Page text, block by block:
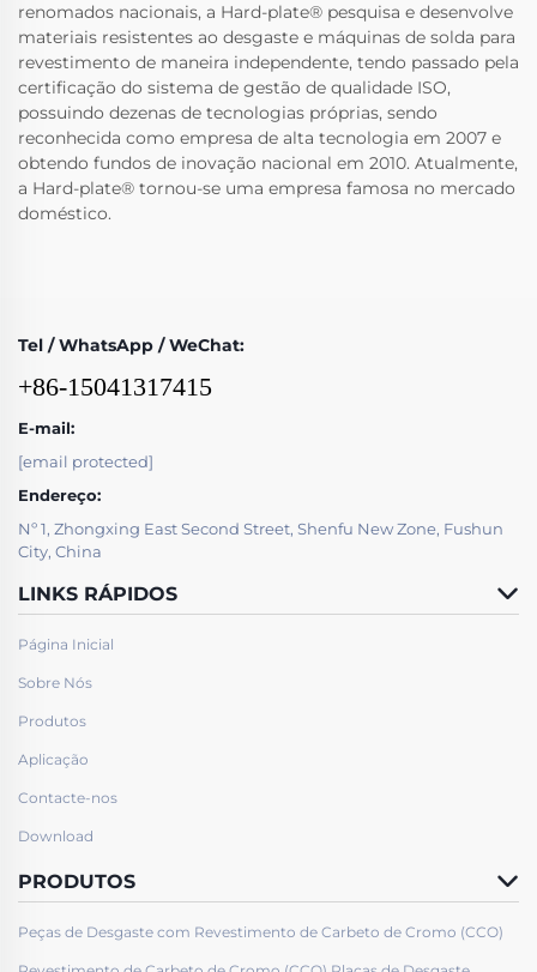
renomados nacionais, a Hard-plate® pesquisa e desenvolve
materiais resistentes ao desgaste e máquinas de solda para
revestimento de maneira independente, tendo passado pela
certificação do sistema de gestão de qualidade ISO,
possuindo dezenas de tecnologias próprias, sendo
reconhecida como empresa de alta tecnologia em 2007 e
obtendo fundos de inovação nacional em 2010. Atualmente,
a Hard-plate® tornou-se uma empresa famosa no mercado
doméstico.
Tel / WhatsApp / WeChat:
+86-15041317415
E-mail:
[email protected]
Endereço:
Nº 1, Zhongxing East Second Street, Shenfu New Zone, Fushun
City, China
LINKS RÁPIDOS
Página Inicial
Sobre Nós
Produtos
Aplicação
Contacte-nos
Download
PRODUTOS
Peças de Desgaste com Revestimento de Carbeto de Cromo (CCO)